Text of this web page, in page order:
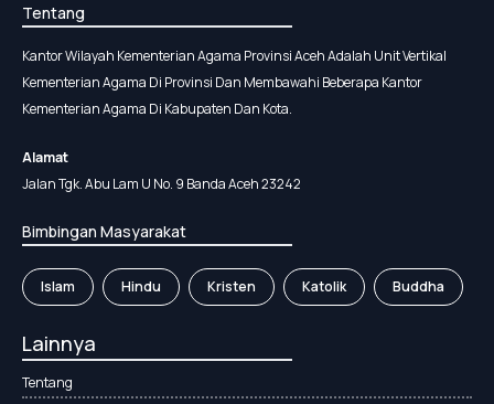
Tentang
Kantor Wilayah Kementerian Agama Provinsi Aceh Adalah Unit Vertikal
Kementerian Agama Di Provinsi Dan Membawahi Beberapa Kantor
Kementerian Agama Di Kabupaten Dan Kota.
Alamat
Jalan Tgk. Abu Lam U No. 9 Banda Aceh 23242
Bimbingan Masyarakat
Islam Hindu Kristen Katolik Buddha
Lainnya
Tentang